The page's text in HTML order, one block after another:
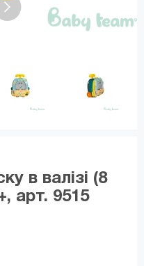
в валізі (8
арт. 9515